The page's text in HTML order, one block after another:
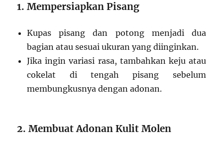
1. Mempersiapkan Pisang
Kupas pisang dan potong menjadi dua
bagian atau sesuai ukuran yang diinginkan.
Jika ingin variasi rasa, tambahkan keju atau
cokelat di tengah pisang sebelum
membungkusnya dengan adonan.
2. Membuat Adonan Kulit Molen